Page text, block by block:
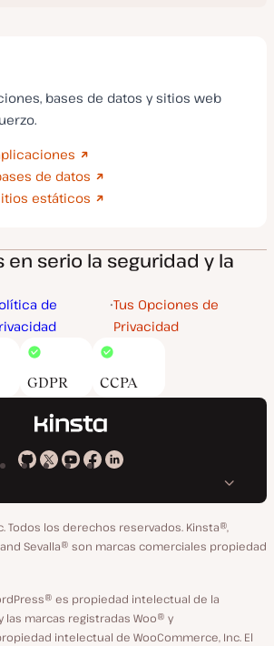
bases de datos y sitios web
de datos
estáticos
serio la seguridad y la
de
Tus Opciones de
Privacidad
GDPR CCPA
Kinsta
GitHub
Kinsta
X
Kinsta
YouTube
Kinsta
Facebook
Kinsta
LinkedIn
Todos los derechos reservados. Kinsta®,
and Sevalla® son marcas comerciales propiedad
es propiedad intelectual de la
las marcas registradas Woo® y
intelectual de WooCommerce, Inc. El